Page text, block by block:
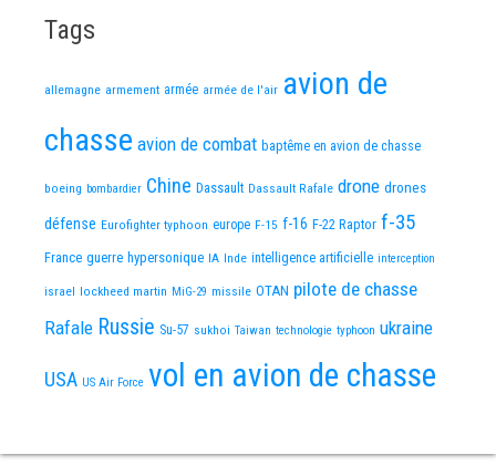
Tags
allemagne armement armée armée de l'air avion de
chasse avion de combat baptême en avion de chasse
boeing bombardier Chine Dassault Dassault Rafale drone drones
défense Eurofighter typhoon europe F-15 f-16 F-22 Raptor f-35
France guerre hypersonique IA Inde intelligence artificielle interception
israel lockheed martin MiG-29 missile OTAN pilote de chasse
Rafale Russie Su-57 sukhoi Taiwan technologie typhoon ukraine
USA US Air Force vol en avion de chasse